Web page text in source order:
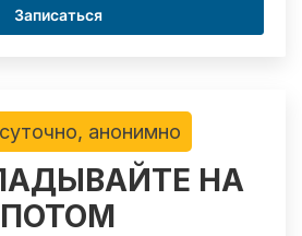
Записаться
анонимно
НА
ПОТОМ